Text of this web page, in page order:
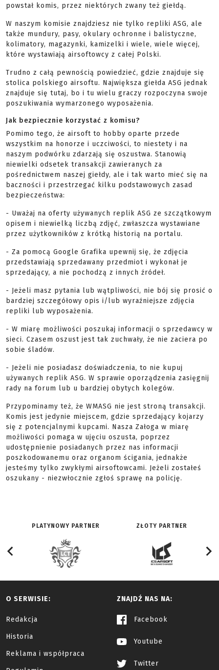
powstał komis, przez niektórych zwany też giełdą.
W naszym komisie znajdziesz nie tylko repliki ASG, ale
także mundury, pasy, okulary ochronne i balistyczne,
kolimatory, magazynki, kamizelki i wiele, wiele więcej,
które wystawiają airsoftowcy z całej Polski.
Trudno z całą pewnością powiedzieć, gdzie znajduje się
stolica polskiego airsoftu. Największa giełda ASG jednak
znajduje się tutaj, bo i tu wielu graczy rozpoczyna swoje
poszukiwania wymarzonego wyposażenia.
Jak bezpiecznie korzystać z komisu?
Pomimo tego, że airsoft to hobby oparte przede
wszystkim na honorze i uczciwości, to niestety i na
naszym podwórku zdarzają się oszustwa. Stanowią
niewielki odsetek transakcji zawieranych za
pośrednictwem naszej giełdy, ale i tak warto mieć się na
baczności i przestrzegać kilku podstawowych zasad
bezpieczeństwa:
- Uważaj na oferty używanych replik ASG ze szczątkowym
opisem i niewielką liczbą zdjęć, zwłaszcza wystawiane
przez użytkowników z krótką historią na portalu.
- Za pomocą Google Grafika upewnij się, że zdjęcia
przedstawiają sprzedawany przedmiot i wykonał je
sprzedający, a nie pochodzą z innych źródeł.
- Jeżeli masz pytania lub wątpliwości, nie bój się prosić o
bardziej szczegółowy opis i/lub wyraźniejsze zdjęcia
repliki lub wyposażenia.
- W miarę możliwości poszukaj informacji o sprzedawcy w
sieci. Czasem oszust jest tak zuchwały, że nie zaciera po
sobie śladów.
- Jeżeli nie posiadasz doświadczenia, to nie kupuj
używanych replik ASG. W sprawie oporządzenia zasięgnij
rady na forum lub u bardziej obytych kolegów.
Przypominamy też, że WMASG nie jest stroną transakcji.
Komis jest jedynie miejscem, gdzie sprzedający kojarzy
się z potencjalnymi kupcami. Nasza Załoga w miarę
możliwości pomaga w ujęciu oszusta, poprzez
udostępnienie posiadanych przez nas informacji
poszkodowanemu oraz organom ścigania, jednakże
jesteśmy tylko zwykłymi airsoftowcami. Jeżeli zostałeś
oszukany - niezwłocznie zgłoś sprawę na policję.
PLATYNOWY PARTNER ZŁOTY PARTNER
O SERWISIE:
Redakcja
Historia
Reklama i współpraca
ZNAJDŹ NAS NA:
Facebook
Youtube
Twitter